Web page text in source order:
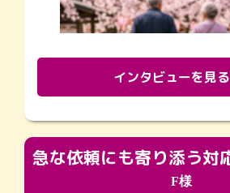
インタビューを見る
F様